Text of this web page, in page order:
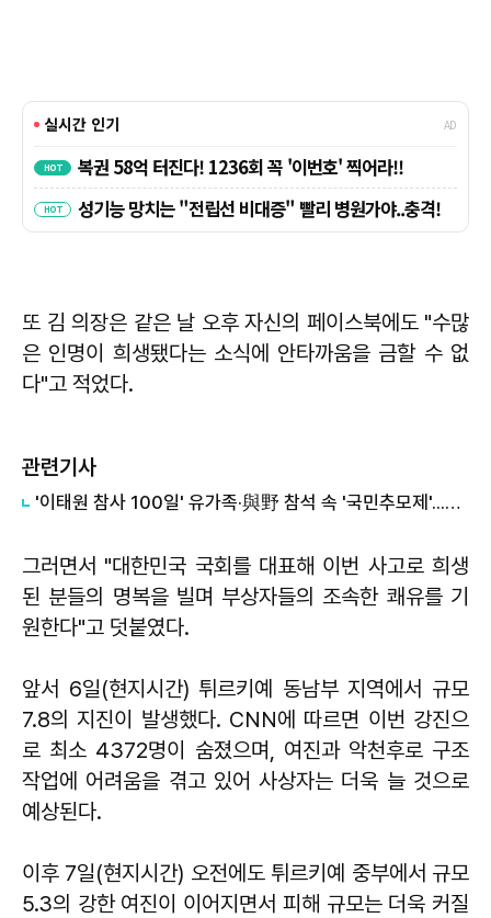
또 김 의장은 같은 날 오후 자신의 페이스북에도 "수많
은 인명이 희생됐다는 소식에 안타까움을 금할 수 없
다"고 적었다.
관련기사
​'이태원 참사 100일' 유가족·與野 참석 속 '국민추모제'...이상민 탄핵까지 이어질까
그러면서 "대한민국 국회를 대표해 이번 사고로 희생
된 분들의 명복을 빌며 부상자들의 조속한 쾌유를 기
원한다"고 덧붙였다.
앞서 6일(현지시간) 튀르키예 동남부 지역에서 규모
7.8의 지진이 발생했다. CNN에 따르면 이번 강진으
로 최소 4372명이 숨졌으며, 여진과 악천후로 구조
작업에 어려움을 겪고 있어 사상자는 더욱 늘 것으로
예상된다.
이후 7일(현지시간) 오전에도 튀르키예 중부에서 규모
5.3의 강한 여진이 이어지면서 피해 규모는 더욱 커질